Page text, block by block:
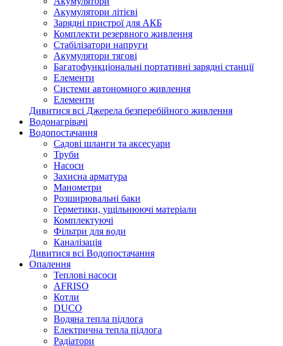
Акумулятори літієві
Зарядні пристрої для АКБ
Комплекти резервного живлення
Стабілізатори напруги
Акумулятори тягові
Багатофункціональні портативні зарядні станції
Елементи
Системи автономного живлення
Елементи
Дивитися всі Джерела безперебійного живлення
Водонагрівачі
Водопостачання
Садові шланги та аксесуари
Труби
Насоси
Захисна арматура
Манометри
Розширювальні баки
Герметики, ущільнюючі матеріали
Комплектуючі
Фільтри для води
Каналізація
Дивитися всі Водопостачання
Опалення
Теплові насоси
AFRISO
Котли
DUCO
Водяна тепла підлога
Електрична тепла підлога
Радіатори